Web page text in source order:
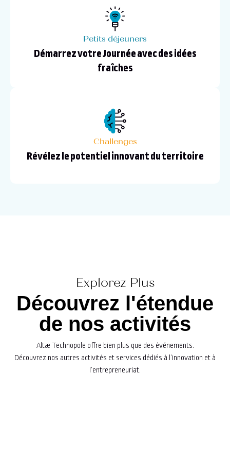
Petits déjeuners
Démarrez votre Journée avec des idées
fraîches
Challenges
Révélez le potentiel innovant du territoire
Explorez Plus
Découvrez l'étendue
de nos activités
Altæ Technopole offre bien plus que des événements.
Découvrez nos autres activités et services dédiés à l’innovation et à
l’entrepreneuriat.